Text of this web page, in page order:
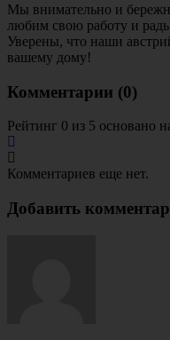
Мы внимательно и
любим свою работу и
Уверены, что наши
вашему дому!
Комментарии (0)
Рейтинг 0 из 5 основано
Комментариев еще нет.
Добавить